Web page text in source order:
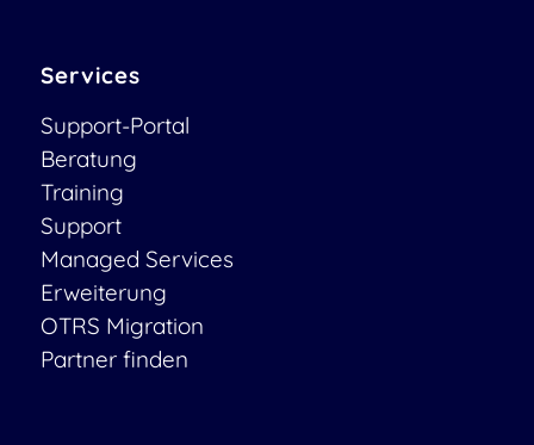
Services
Support-Portal
Beratung
Training
Support
Managed Services
Erweiterung
OTRS Migration
Partner finden